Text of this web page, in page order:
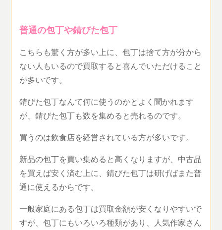
普通の包丁や錆びた包丁
こちらも驚く方が多い上に、包丁は捨て方が分から
ない人もいるので買取すると喜んでいただけること
が多いです。
錆びた包丁なんて何に使うのかとよく聞かれます
が、錆びた包丁も数を集めると売れるのです。
買うのは飲食店を経営されている方が多いです。
新品の包丁を買い集めると高くなりますが、中古品
を買えば安く済む上に、錆びた包丁は研げばまた普
通に使えるからです。
一般家庭にある包丁は買取金額が安くなりやすいで
すが、包丁にもいろいろ種類があり、人気作家さん